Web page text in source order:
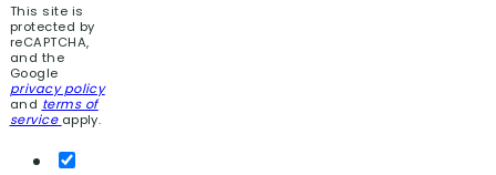
This site is
protected by
reCAPTCHA,
and the
Google
privacy policy
and terms of
service apply.